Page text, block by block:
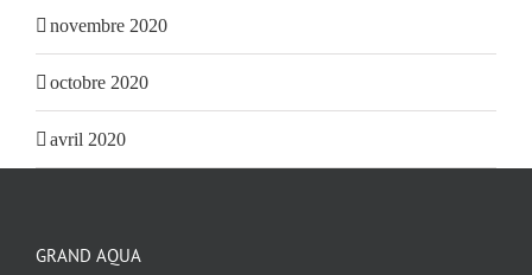
novembre 2020
octobre 2020
avril 2020
GRAND AQUA